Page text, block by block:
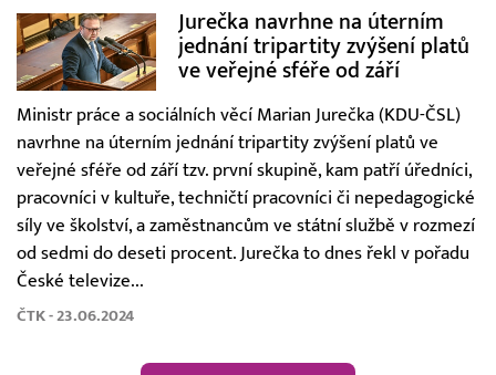
Jurečka navrhne na úterním
jednání tripartity zvýšení platů
ve veřejné sféře od září
Ministr práce a sociálních věcí Marian Jurečka (KDU-ČSL)
navrhne na úterním jednání tripartity zvýšení platů ve
veřejné sféře od září tzv. první skupině, kam patří úředníci,
pracovníci v kultuře, techničtí pracovníci či nepedagogické
síly ve školství, a zaměstnancům ve státní službě v rozmezí
od sedmi do deseti procent. Jurečka to dnes řekl v pořadu
České televize...
ČTK - 23.06.2024